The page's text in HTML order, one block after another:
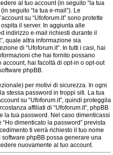
al tuo account (in seguito “la tua
seguito “la tua e-mail”). Le
su “Ufoforum.it” sono protette
il server. In aggiunta alle
indirizzo e-mail richiesti durante il
quale altra informazione sia
di “Ufoforum.it”. In tutti i casi, hai
che hai fornito possano
account, hai facoltà di opt-in o opt-out
phpBB.
per motivi di sicurezza. In ogni
stessa password in troppi siti. La tua
su “Ufoforum.it”, quindi proteggila
affiliati di “Ufoforum.it”, phpBB
la tua password. Nel caso dimenticassi
dimenticato la password” prevista
ti verrà richiesto il tuo nome
phpBB possa generare una
nuovamente al tuo account.